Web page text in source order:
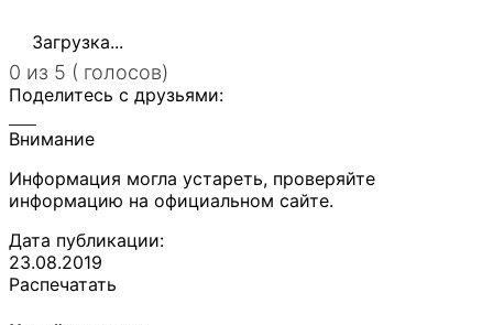
Загрузка...
0 из 5 ( голосов)
Поделитесь с друзьями:
Внимание
Информация могла устареть, проверяйте
информацию на официальном сайте.
Дата публикации:
23.08.2019
Распечатать